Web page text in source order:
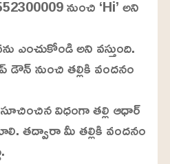
నుంచి ‘Hi’ అని
ఎంచుకోండి అని వస్తుంది.
డౌన్ నుంచి తల్లికి వందనం
విధంగా తల్లి ఆధార్
తద్వారా మీ తల్లికి వందనం